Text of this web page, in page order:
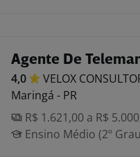
Agente De
4,0 VELOX
Maringá - PR
R$ 1.621,00 a R$
Ensino Médio (2º